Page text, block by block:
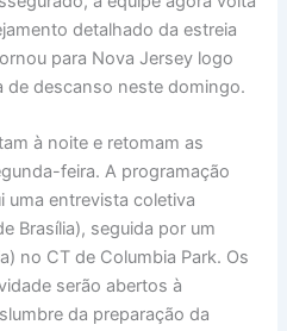
detalhado da estreia
para Nova Jersey logo
de descanso neste domingo.
à noite e retomam as
feira. A programação
uma entrevista coletiva
Brasília), seguida por um
no CT de Columbia Park. Os
serão abertos à
da preparação da